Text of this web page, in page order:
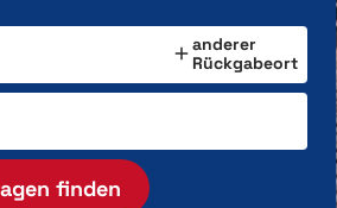
anderer
Rückgabeort
finden